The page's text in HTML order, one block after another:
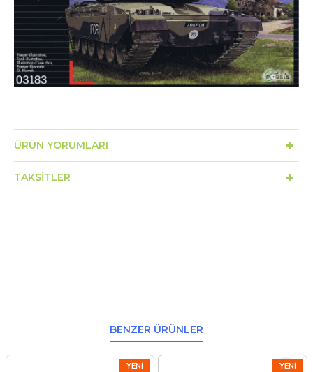
ÜRÜN YORUMLARI
TAKSITLER
BENZER ÜRÜNLER
YENI YENI